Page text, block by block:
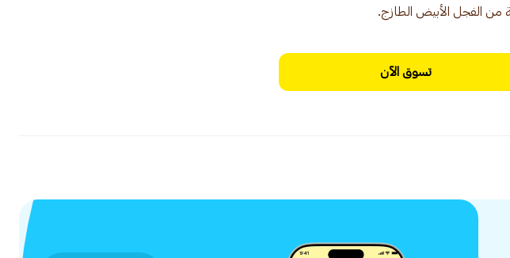
من الفجل الأبيض الطازج.
تسوق الآن